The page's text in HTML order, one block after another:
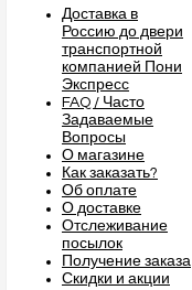
Доставка в
Россию до двери
транспортной
компанией Пони
Экспресс
FAQ / Часто
Задаваемые
Вопросы
О магазине
Как заказать?
Об оплате
О доставке
Отслеживание
посылок
Получение заказа
Скидки и акции